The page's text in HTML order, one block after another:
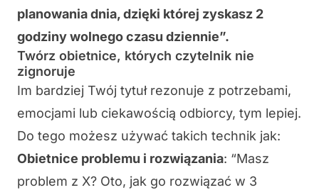
planowania dnia, dzięki której zyskasz 2
godziny wolnego czasu dziennie”.
Twórz obietnice, których czytelnik nie
zignoruje
Im bardziej Twój tytuł rezonuje z potrzebami,
emocjami lub ciekawością odbiorcy, tym lepiej.
Do tego możesz używać takich technik jak:
Obietnice problemu i rozwiązania: “Masz
problem z X? Oto, jak go rozwiązać w 3